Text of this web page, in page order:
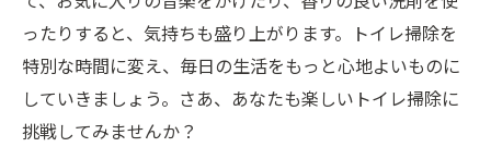
ったりすると、気持ちも盛り上がります。トイレ掃除を
特別な時間に変え、毎日の生活をもっと心地よいものに
していきましょう。さあ、あなたも楽しいトイレ掃除に
挑戦してみませんか？